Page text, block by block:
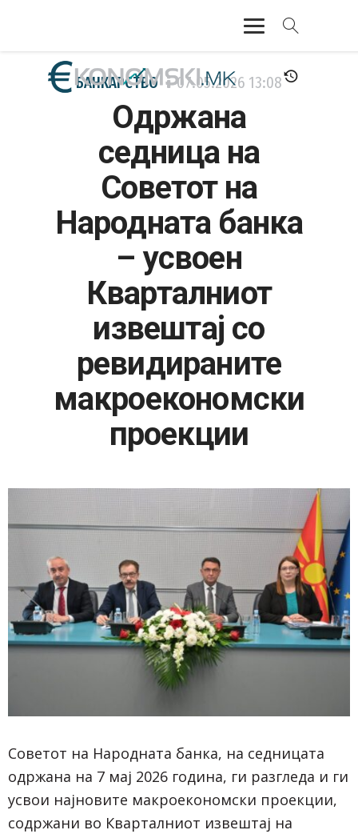
АКТУЕЛНО
ЕКОНОМИЈА
ФИНАНСИИ
БАНКАРСТВО
ЖИВОТ
МОЗАИК
БАНКАРСТВО 07.05.2026 13:08
Одржана
седница на
Советот на
Народната банка
– усвоен
Кварталниот
извештај со
ревидираните
макроекономски
проекции
Советот на Народната банка, на седницата
одржана на 7 мај 2026 година, ги разгледа и ги
усвои најновите макроекономски проекции,
содржани во Кварталниот извештај на